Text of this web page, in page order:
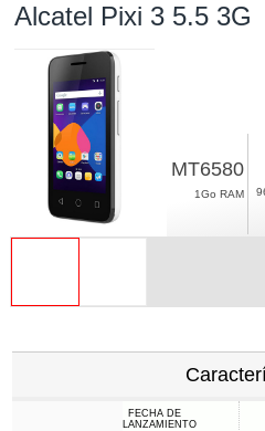
Alcatel Pixi 3 5.5 3G
MT6580
1Go RAM
FECHA DE
LANZAMIENTO